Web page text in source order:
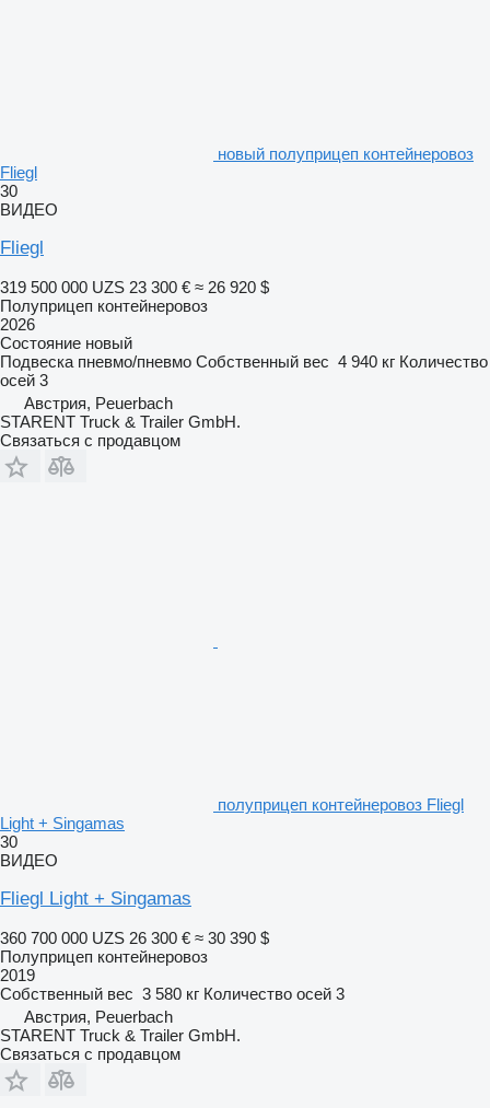
новый полуприцеп контейнеровоз
Fliegl
30
ВИДЕО
Fliegl
319 500 000 UZS 23 300 € ≈ 26 920 $
Полуприцеп контейнеровоз
2026
Состояние новый
Подвеска пневмо/пневмо Собственный вес 4 940 кг Количество
осей 3
Австрия, Peuerbach
STARENT Truck & Trailer GmbH.
Связаться с продавцом
полуприцеп контейнеровоз Fliegl
Light + Singamas
30
ВИДЕО
Fliegl Light + Singamas
360 700 000 UZS 26 300 € ≈ 30 390 $
Полуприцеп контейнеровоз
2019
Собственный вес 3 580 кг Количество осей 3
Австрия, Peuerbach
STARENT Truck & Trailer GmbH.
Связаться с продавцом